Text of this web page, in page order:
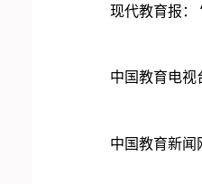
现代教育报：
中国教育电视
中国教育新闻